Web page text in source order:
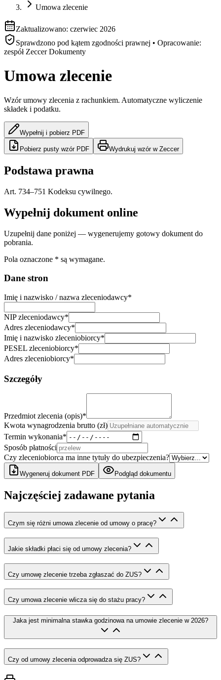
Umowa zlecenie
Zaktualizowano: czerwiec 2026
Sprawdzono pod kątem zgodności prawnej • Opracowanie:
zespół Zeccer Dokumenty
Umowa zlecenie
Wzór umowy zlecenia z rachunkiem. Automatyczne wyliczenie
składek i podatku.
Wypełnij i pobierz PDF
Pobierz pusty wzór PDF Wydrukuj wzór w Zeccer
Podstawa prawna
Art. 734–751 Kodeksu cywilnego.
Wypełnij dokument online
Uzupełnij dane poniżej — wygenerujemy gotowy dokument do
pobrania.
Pola oznaczone * są wymagane.
Dane stron
Imię i nazwisko / nazwa zleceniodawcy*
NIP zleceniodawcy*
Adres zleceniodawcy*
Imię i nazwisko zleceniobiorcy*
PESEL zleceniobiorcy*
Adres zleceniobiorcy*
Szczegóły
Przedmiot zlecenia (opis)*
Kwota wynagrodzenia brutto (zł)
Termin wykonania*
Sposób płatności
Czy zleceniobiorca ma inne tytuły do ubezpieczenia?
Wygeneruj dokument PDF Podgląd dokumentu
Najczęściej zadawane pytania
Czym się różni umowa zlecenie od umowy o pracę?
Jakie składki płaci się od umowy zlecenia?
Czy umowę zlecenie trzeba zgłaszać do ZUS?
Czy umowa zlecenie wlicza się do stażu pracy?
Jaka jest minimalna stawka godzinowa na umowie zlecenie w 2026?
Czy od umowy zlecenia odprowadza się ZUS?